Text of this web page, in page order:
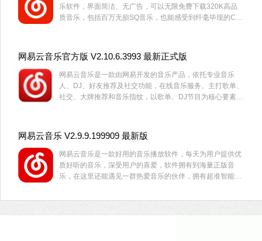
乐软件，界面简洁、无广告，可以无限免费下载320K高品
质音乐，包括百万无损SQ音乐，也能感受到纤毫毕现的CD
网易云音乐官方版 V2.10.6.3993 最新正式版
网易云音乐是一款由网易开发的音乐产品，依托专业音乐
人、DJ、好友推荐及社交功能，在线音乐服务。主打歌单、
社交、大牌推荐和音乐指纹，以歌单、DJ节目为核心要素。
网易云音乐 V2.9.9.199909 最新版
网易云音乐是一款好用的音乐播放软件，每天为用户提供优
质好听的音乐，深受用户的喜爱，软件拥有到海量正版音
乐，在这里还能遇见一群热爱音乐的伙伴，拥有超准智能算